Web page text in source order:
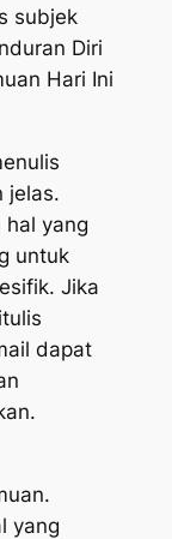
subjek
Diri
Hari Ini
jelas.
yang
untuk
Jika
dapat
yang